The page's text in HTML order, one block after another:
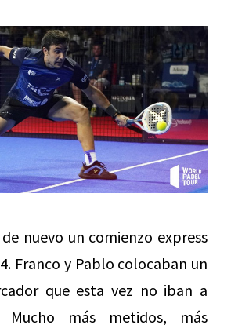
nuevo un comienzo express
Franco y Pablo colocaban un
que esta vez no iban a
Mucho más metidos, más